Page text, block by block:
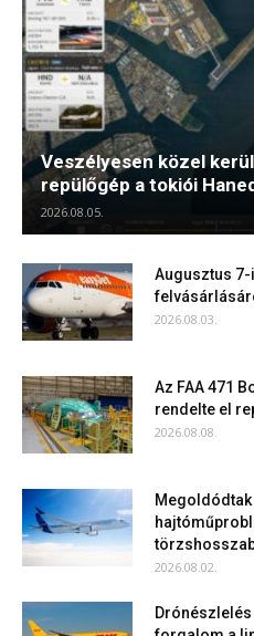
Veszélyesen közel
repülőgép a tokiói
2026.08.05.
Augusztus 7-
2026.08.03.
Az FAA 471
rendelte el
2026.08.08.
2026.08.02.